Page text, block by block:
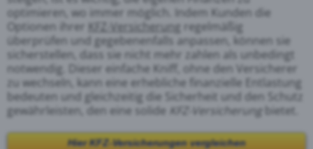
optimieren, wo immer möglich. Indem Kunden die
Optionen ihrer KFZ-Versicherung regelmäßig
überprüfen und gegebenenfalls anpassen, können sie
sicherstellen, dass sie nicht mehr zahlen als unbedingt
notwendig. Dieser einfache Kniff, ohne den Versicherer
zu wechseln, kann eine erhebliche finanzielle Entlastung
bedeuten und gleichzeitig die Sicherheit und den Schutz
gewährleisten, den eine solide KFZ-Versicherung bietet.
Hier KFZ-Versicherungen vergleichen